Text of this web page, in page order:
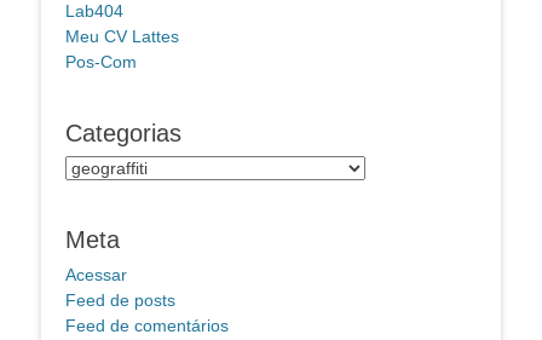
Lab404
Meu CV Lattes
Pos-Com
Categorias
Categorias
Meta
Acessar
Feed de posts
Feed de comentários